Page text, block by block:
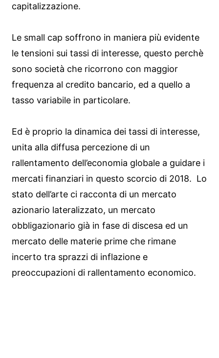
capitalizzazione.
Le small cap soffrono in maniera più evidente
le tensioni sui tassi di interesse, questo perchè
sono società che ricorrono con maggior
frequenza al credito bancario, ed a quello a
tasso variabile in particolare.
Ed è proprio la dinamica dei tassi di interesse,
unita alla diffusa percezione di un
rallentamento dell’economia globale a guidare i
mercati finanziari in questo scorcio di 2018. Lo
stato dell’arte ci racconta di un mercato
azionario lateralizzato, un mercato
obbligazionario già in fase di discesa ed un
mercato delle materie prime che rimane
incerto tra sprazzi di inflazione e
preoccupazioni di rallentamento economico.